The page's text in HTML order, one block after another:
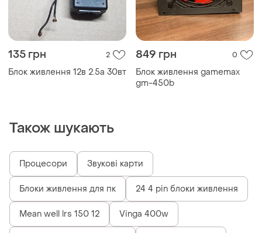
135 грн 2
Блок живлення 12в 2.5а 30вт
849 грн 0
Блок живлення gamemax
gm-450b
Також шукають
Процесори Звукові карти
Блоки живлення для пк 24 4 pin блоки живлення
Mean well lrs 150 12 Vinga 400w